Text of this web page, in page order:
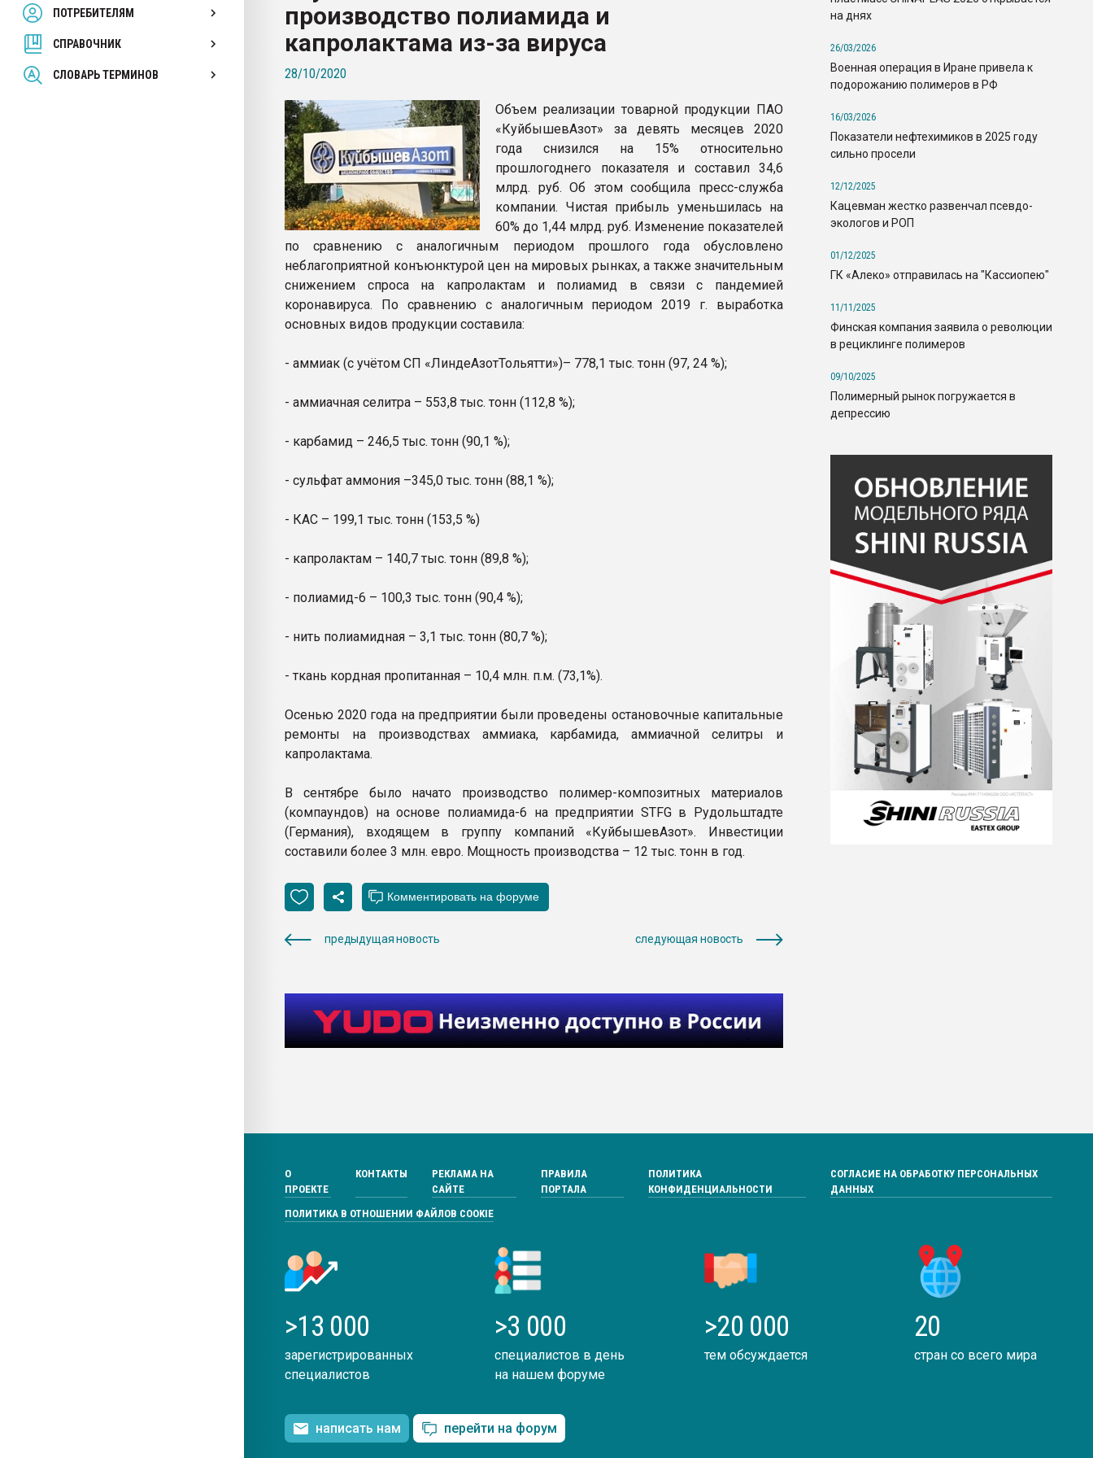
ПОТРЕБИТЕЛЯМ
СПРАВОЧНИК
СЛОВАРЬ ТЕРМИНОВ
Armaloy PC/ABS-1IM черный цвет
ПЕРЕЙТИ НА ФОРУМ
производство полиамида и
капролактама из-за вируса
28/10/2020
Объем реализации товарной продукции ПАО
«КуйбышевАзот» за девять месяцев 2020
года снизился на 15% относительно
прошлогоднего показателя и составил 34,6
млрд. руб. Об этом сообщила пресс-служба
компании. Чистая прибыль уменьшилась на
60% до 1,44 млрд. руб. Изменение показателей
по сравнению с аналогичным периодом прошлого года обусловлено
неблагоприятной конъюнктурой цен на мировых рынках, а также значительным
снижением спроса на капролактам и полиамид в связи с пандемией
коронавируса. По сравнению с аналогичным периодом 2019 г. выработка
основных видов продукции составила:
- аммиак (с учётом СП «ЛиндеАзотТольятти»)– 778,1 тыс. тонн (97, 24 %);
- аммиачная селитра – 553,8 тыс. тонн (112,8 %);
- карбамид – 246,5 тыс. тонн (90,1 %);
- сульфат аммония –345,0 тыс. тонн (88,1 %);
- КАС – 199,1 тыс. тонн (153,5 %)
- капролактам – 140,7 тыс. тонн (89,8 %);
- полиамид-6 – 100,3 тыс. тонн (90,4 %);
- нить полиамидная – 3,1 тыс. тонн (80,7 %);
- ткань кордная пропитанная – 10,4 млн. п.м. (73,1%).
Осенью 2020 года на предприятии были проведены остановочные капитальные
ремонты на производствах аммиака, карбамида, аммиачной селитры и
капролактама.
В сентябре было начато производство полимер-композитных материалов
(компаундов) на основе полиамида-6 на предприятии STFG в Рудольштадте
(Германия), входящем в группу компаний «КуйбышевАзот». Инвестиции
составили более 3 млн. евро. Мощность производства – 12 тыс. тонн в год.
предыдущая новость следующая новость
на днях
26/03/2026
Военная операция в Иране привела к
подорожанию полимеров в РФ
16/03/2026
Показатели нефтехимиков в 2025 году
сильно просели
12/12/2025
Кацевман жестко развенчал псевдо-
экологов и РОП
01/12/2025
ГК «Алеко» отправилась на "Кассиопею"
11/11/2025
Финская компания заявила о революции
в рециклинге полимеров
09/10/2025
Полимерный рынок погружается в
депрессию
О
ПРОЕКТЕ
КОНТАКТЫ
РЕКЛАМА НА
САЙТЕ
ПРАВИЛА
ПОРТАЛА
ПОЛИТИКА
КОНФИДЕНЦИАЛЬНОСТИ
СОГЛАСИЕ НА ОБРАБОТКУ ПЕРСОНАЛЬНЫХ
ДАННЫХ
ПОЛИТИКА В ОТНОШЕНИИ ФАЙЛОВ COOKIE
>13 000
зарегистрированных
специалистов
>3 000
специалистов в день
на нашем форуме
>20 000
тем обсуждается
20
стран со всего мира
написать нам перейти на форум